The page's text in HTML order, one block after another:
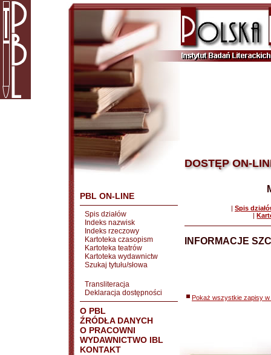
PBL ON-LINE
Spis działów
Indeks nazwisk
Indeks rzeczowy
Kartoteka czasopism
Kartoteka teatrów
Kartoteka wydawnictw
Szukaj tytułu/słowa
Transliteracja
Deklaracja dostępności
O PBL
ŹRÓDŁA DANYCH
O PRACOWNI
WYDAWNICTWO IBL
KONTAKT
DOSTĘP ON-
| Spis
|
INFORMACJE
Pokaż wszystkie zapisy